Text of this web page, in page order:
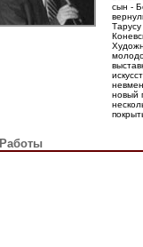
сын -
новый
Работы